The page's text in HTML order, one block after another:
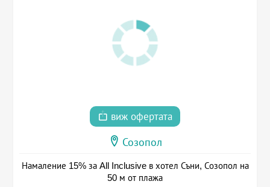
виж офертата
Созопол
Намаление 15% за All Inclusive в хотел Съни, Созопол на
50 м от плажа